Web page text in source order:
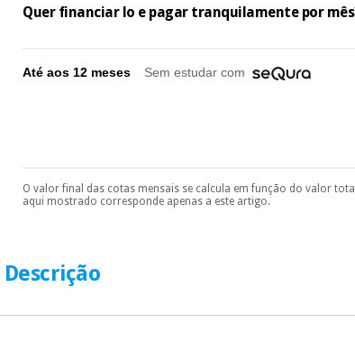
Quer financiar lo e pagar tranquilamente por
Até aos 12 meses Sem estudar com
Pode escolhê-lo no final do processo de compra, ao
Só precisará do seu documento de
Muito conveniente
O valor final das cotas mensais se calcula em função do valor
aqui mostrado corresponde apenas a este artigo.
Descrição